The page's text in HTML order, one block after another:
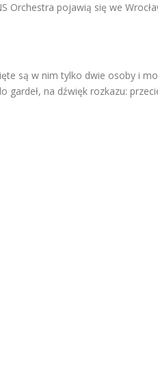
pojawią się we
są w nim tylko dwie osoby i
na dźwięk rozkazu: